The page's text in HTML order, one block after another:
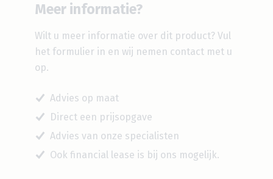
Meer informatie?
Wilt u meer informatie over dit product? Vul
het formulier in en wij nemen contact met u
op.
Advies op maat
Direct een prijsopgave
Advies van onze specialisten
Ook financial lease is bij ons mogelijk.